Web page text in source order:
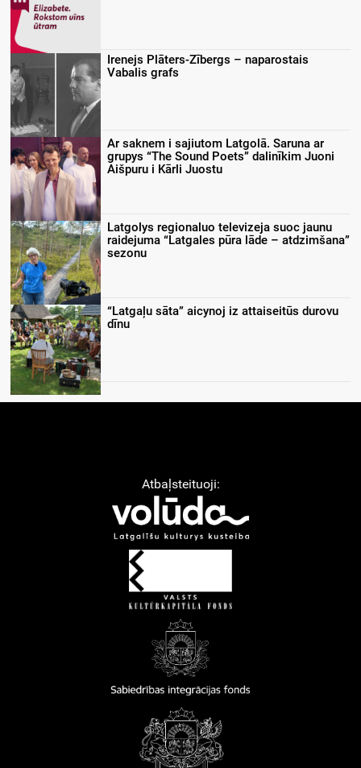
Irenejs Plāters-Zībergs – naparostais
Vabalis grafs
Ar saknem i sajiutom Latgolā. Saruna ar
grupys “The Sound Poets” dalinīkim Juoni
Aišpuru i Kārli Juostu
Latgolys regionaluo televizeja suoc jaunu
raidejuma “Latgales pūra lāde – atdzimšana”
sezonu
“Latgaļu sāta” aicynoj iz attaiseitūs durovu
dīnu
Atbaļsteituoji: